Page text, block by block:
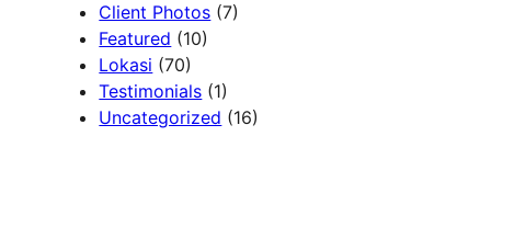
Client Photos (7)
Featured (10)
Lokasi (70)
Testimonials (1)
Uncategorized (16)